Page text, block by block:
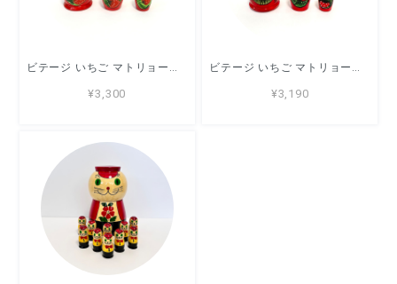
ビテージ いちご マトリョーシカ 9.5cm 3ピース B ロシア製 マイダン
¥3,300
ビテージ いちご マトリョーシカ 9cm 3ピース A ロシア製 マイダン
¥3,190